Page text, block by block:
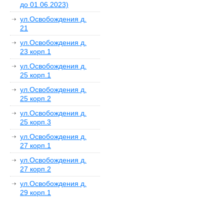
до 01.06.2023)
ул.Освобождения д.
21
ул.Освобождения д.
23 корп.1
ул.Освобождения д.
25 корп.1
ул.Освобождения д.
25 корп.2
ул.Освобождения д.
25 корп.3
ул.Освобождения д.
27 корп.1
ул.Освобождения д.
27 корп.2
ул.Освобождения д.
29 корп.1